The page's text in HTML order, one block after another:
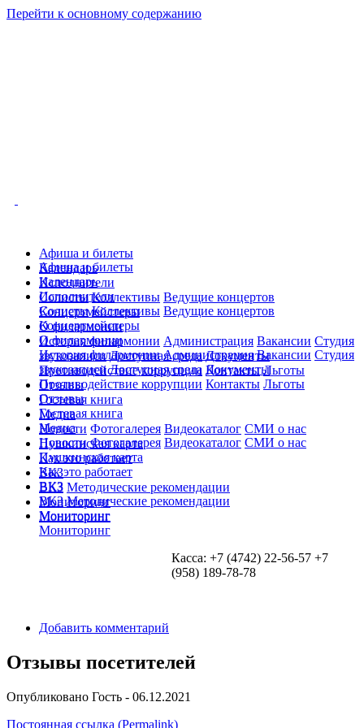
Перейти к основному содержанию
Афиша и билеты
Календарь
Исполнители
Солисты Коллективы Ведущие концертов
Концертмейстеры
О филармонии
История филармонии Администрация Вакансии Студия
звукозаписи Доступная среда Документы
Противодействие коррупции Контакты Льготы
Отзывы
Гостевая книга
Медиа
Новости Фотогалерея Видеокаталог СМИ о нас
Пушкинская карта
Как это работает
ВКЗ
ВКЗ Методические рекомендации
Мониторинг
Мониторинг
Афиша и билеты
Календарь
Исполнители
Солисты Коллективы Ведущие концертов
Концертмейстеры
О филармонии
История филармонии Администрация Вакансии Студия
звукозаписи Доступная среда Документы
Противодействие коррупции Контакты Льготы
Отзывы
Гостевая книга
Медиа
Новости Фотогалерея Видеокаталог СМИ о нас
Пушкинская карта
Как это работает
ВКЗ
ВКЗ Методические рекомендации
Мониторинг
Мониторинг
Касса: +7 (4742) 22-56-57 +7
(958) 189-78-78
Добавить комментарий
Отзывы посетителей
Опубликовано Гость - 06.12.2021
Постоянная ссылка (Permalink)